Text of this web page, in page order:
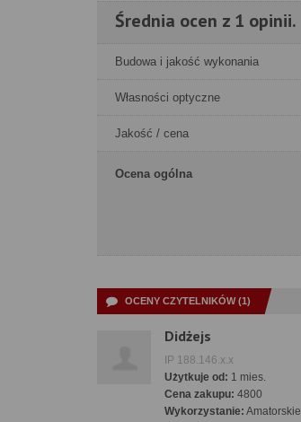
Średnia ocen z 1 opinii.
Budowa i jakość wykonania
Własności optyczne
Jakość / cena
Ocena ogólna
OCENY CZYTELNIKÓW (1)
Didżejs
IP 188.146.x.x
Użytkuje od: 1 mies.
Cena zakupu: 4800
Wykorzystanie: Amatorskie